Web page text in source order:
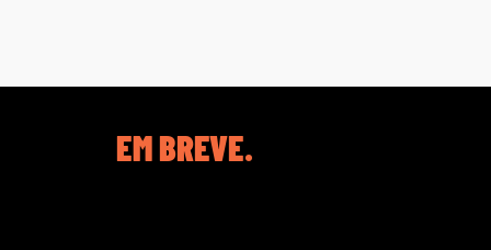
EM BREVE.